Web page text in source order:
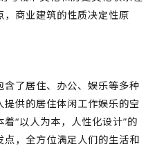
商业建筑的性质决定性原
了居住、办公、娱乐等多种
供的居住体闲工作娱乐的空
“以人为本，人性化设计”的
，全方位满足人们的生活和